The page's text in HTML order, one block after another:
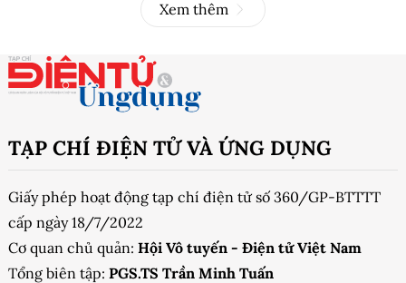
Xem thêm
TẠP CHÍ ĐIỆN TỬ VÀ ỨNG DỤNG
Giấy phép hoạt động tạp chí điện tử số 360/GP-BTTTT
cấp ngày 18/7/2022
Cơ quan chủ quản: Hội Vô tuyến - Điện tử Việt Nam
Tổng biên tập: PGS.TS Trần Minh Tuấn